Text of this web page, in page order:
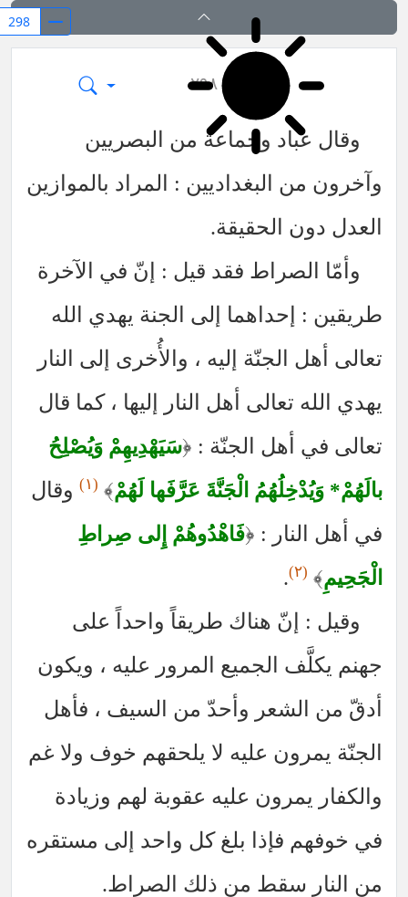
کشف المراد في شرح تجرید الإعتقاد (قسم
٢٩٨
وقال عباد وجماعة من البصريين
وآخرون من البغداديين : المراد بالموازين
العدل دون الحقيقة.
وأمّا الصراط فقد قيل : إنّ في الآخرة
طريقين : إحداهما إلى الجنة يهدي الله
تعالى أهل الجنّة إليه ، والأُخرى إلى النار
يهدي الله تعالى أهل النار إليها ، كما قال
تعالى في أهل الجنّة : ﴿سَيَهْدِيهِمْ وَيُصْلِحُ
بالَهُمْ* وَيُدْخِلُهُمُ الْجَنَّةَ عَرَّفَها لَهُمْ﴾ (١)
وقال
في أهل النار : ﴿فَاهْدُوهُمْ إِلى صِراطِ
الْجَحِيمِ﴾ (٢)
.
وقيل : إنّ هناك طريقاً واحداً على
جهنم يكلَّف الجميع المرور عليه ، ويكون
أدقّ من الشعر وأحدّ من السيف ، فأهل
الجنّة يمرون عليه لا يلحقهم خوف ولا غم
والكفار يمرون عليه عقوبة لهم وزيادة
في خوفهم فإذا بلغ كل واحد إلى مستقره
من النار سقط من ذلك الصراط.